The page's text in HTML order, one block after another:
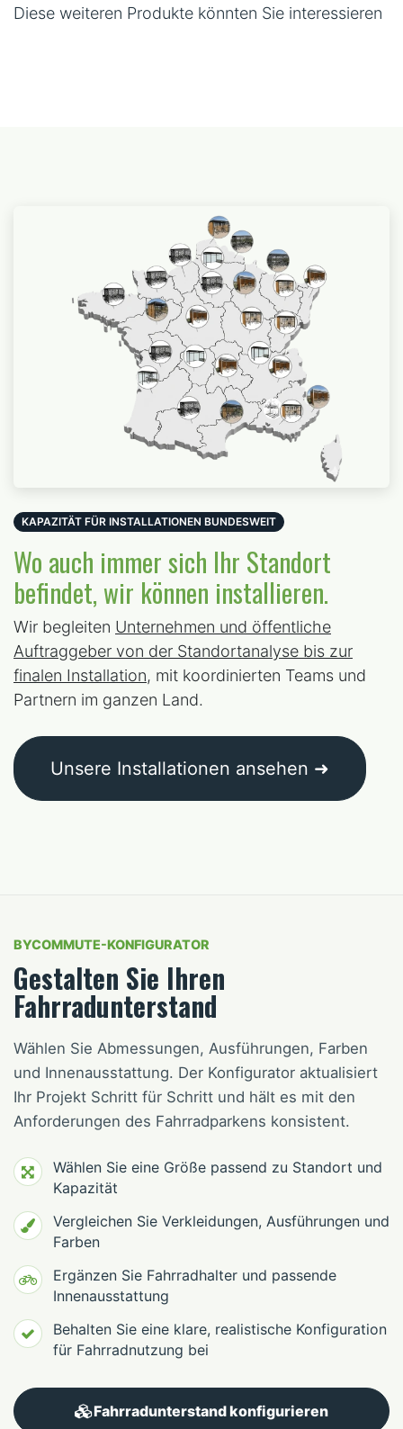
Diese weiteren Produkte könnten Sie interessieren
KAPAZITÄT FÜR INSTALLATIONEN BUNDESWEIT
Wo auch immer sich Ihr Standort
befindet, wir können installieren.
Wir begleiten Unternehmen und öffentliche
Auftraggeber von der Standortanalyse bis zur
finalen Installation, mit koordinierten Teams und
Partnern im ganzen Land.
Unsere Installationen ansehen ➜
BYCOMMUTE-KONFIGURATOR
Gestalten Sie Ihren
Fahrradunterstand
Wählen Sie Abmessungen, Ausführungen, Farben
und Innenausstattung. Der Konfigurator aktualisiert
Ihr Projekt Schritt für Schritt und hält es mit den
Anforderungen des Fahrradparkens konsistent.
Wählen Sie eine Größe passend zu Standort und
Kapazität
Vergleichen Sie Verkleidungen, Ausführungen und
Farben
Ergänzen Sie Fahrradhalter und passende
Innenausstattung
Behalten Sie eine klare, realistische Konfiguration
für Fahrradnutzung bei
Fahrradunterstand konfigurieren